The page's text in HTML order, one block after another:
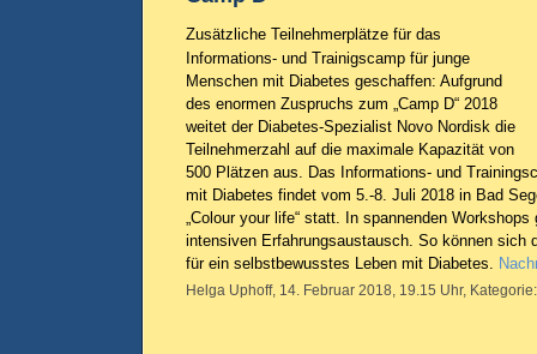
Zusätzliche Teilnehmerplätze für das
Informations- und Trainigscamp für junge
Menschen mit Diabetes geschaffen: Aufgrund
des enormen Zuspruchs zum „Camp D“ 2018
weitet der Diabetes-Spezialist Novo Nordisk die
Teilnehmerzahl auf die maximale Kapazität von
500 Plätzen aus. Das Informations- und
mit Diabetes findet vom 5.-8. Juli 2018 in Bad
„Colour your life“ statt. In spannenden
intensiven Erfahrungsaustausch. So können sich
für ein selbstbewusstes Leben mit Diabetes.
Helga Uphoff, 14. Februar 2018, 19.15 Uhr,